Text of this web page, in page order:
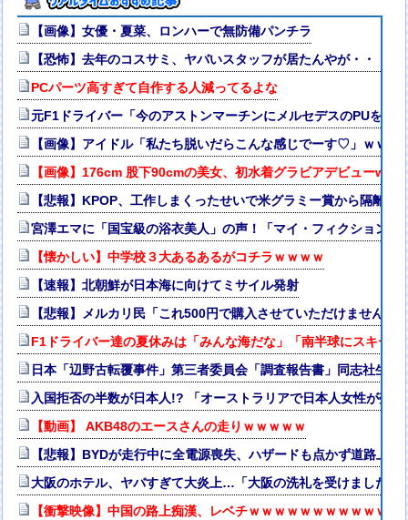
【画像】女優・夏菜、ロンハーで無防備パンチラ
【恐怖】去年のコスサミ、ヤバいスタッフが居たんやが・・・・
PCパーツ高すぎて自作する人減ってるよな
元F1ドライバー「今のアストンマーチンにメルセデスのPUを載
【画像】アイドル「私たち脱いだらこんな感じでーす♡」ｗｗｗ
【画像】176cm 股下90cmの美女、初水着グラビアデビュー
【悲報】KPOP、工作しまくったせいで米グラミー賞から隔離さ
宮澤エマに「国宝級の浴衣美人」の声！「マイ・フィクション」
【懐かしい】中学校３大あるあるがコチラｗｗｗｗ
【速報】北朝鮮が日本海に向けてミサイル発射
【悲報】メルカリ民「これ500円で購入させていただけませんか
F1ドライバー達の夏休みは「みんな海だな」「南半球にスキー
日本「辺野古転覆事件」第三者委員会「調査報告書」同志社生
入国拒否の半数が日本人!? 「オーストラリアで日本人女性が売春
【動画】 AKB48のエースさんの走りｗｗｗｗｗ
【悲報】BYDが走行中に全電源喪失、ハザードも点かず道路上
大阪のホテル、ヤバすぎて大炎上…「大阪の洗礼を受けました」
【衝撃映像】中国の路上痴漢、レベチｗｗｗｗｗｗｗｗｗｗｗ